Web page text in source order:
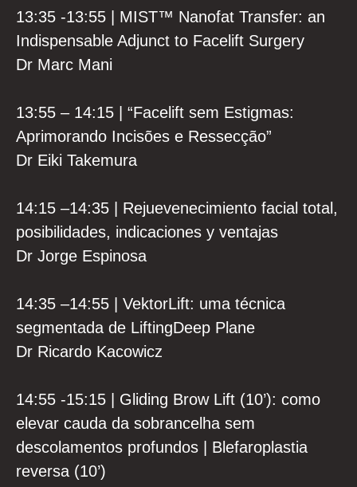
13:35 -13:55 | MIST™️ Nanofat Transfer: an
Indispensable Adjunct to Facelift Surgery
Dr Marc Mani
13:55 – 14:15 | “Facelift sem Estigmas:
Aprimorando Incisões e Ressecção”
Dr Eiki Takemura
14:15 –14:35 | Rejuevenecimiento facial total,
posibilidades, indicaciones y ventajas
Dr Jorge Espinosa
14:35 –14:55 | VektorLift: uma técnica
segmentada de LiftingDeep Plane
Dr Ricardo Kacowicz
14:55 -15:15 | Gliding Brow Lift (10’): como
elevar cauda da sobrancelha sem
descolamentos profundos | Blefaroplastia
reversa (10’)